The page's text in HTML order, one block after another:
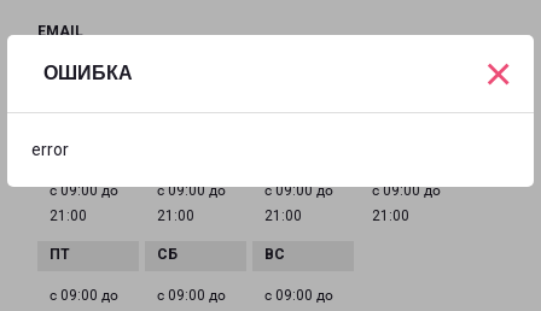
ОШИБКА
error
×
EMAIL
ГРАФИК РАБОТЫ
с 09:00 до
21:00
с 09:00 до
21:00
с 09:00 до
21:00
с 09:00 до
21:00
с 09:00 до
с 09:00 до
с 09:00 до